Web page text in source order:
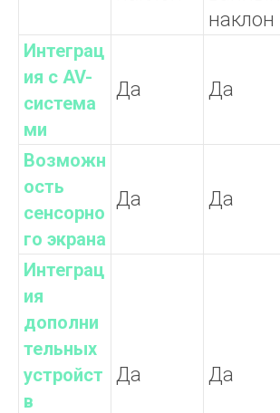
наклон
Интеграц
ия с AV-
система
ми
Да Да
Возможн
ость
сенсорно
го экрана
Да Да
Интеграц
ия
дополни
тельных
устройст
в
Да Да